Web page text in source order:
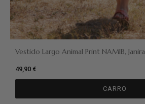
Vestido Largo Animal Print NAMIB, Janira
49,90 €
CARRO